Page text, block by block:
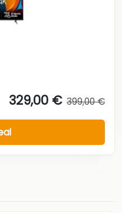
329,00 € 399,00 €